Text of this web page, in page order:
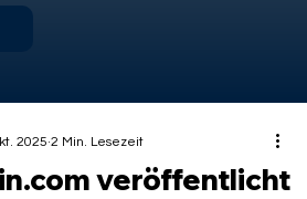
veröffentlicht
2025 2 Min. Lesezeit